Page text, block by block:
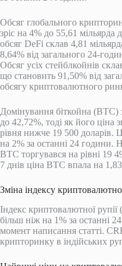
Обсяг глобального
зріс на 4% до 55,61 мільярда
обсяг DeFi склав 4,81
8,64% від загального 24-
Обсяг усіх стейблкойнів
що становить 91,50% від
обсягу криптовалютного
Домінування біткойна (BTC)
до 42,72%, тоді як його ціна
рівня нижче 19 500 доларів.
на 2% за останні 24 години.
BTC торгувався на рівні 19
7 днів ціна BTC впала на
Зміна індексу
Індекс криптовалютної
більш ніж на 1% за останні
момент написання статті.
крипторинку в індійських